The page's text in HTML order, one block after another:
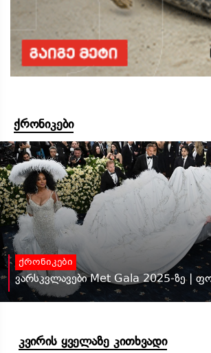
ქრონიკები
ქრონიკები
ვარსკვლავები Met Gala 2025-ზე |
კვირის ყველაზე კითხვადი